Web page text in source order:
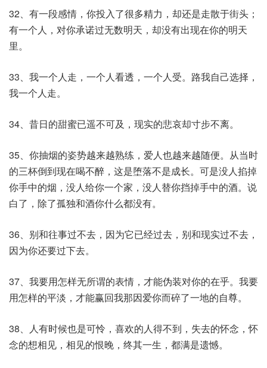
32、有一段感情，你投入了很多精力，却还是走散于街头；
有一个人，对你承诺过无数明天，却没有出现在你的明天
里。
33、我一个人走，一个人看透，一个人受。路我自己选择，
我一个人走。
34、昔日的甜蜜已遥不可及，现实的悲哀却寸步不离。
35、你抽烟的姿势越来越熟练，爱人也越来越随便。从当时
的三杯倒到现在喝不醉，这是堕落不是成长。可是没人掐掉
你手中的烟，没人给你一个家，没人替你挡掉手中的酒。说
白了，除了孤独和酒你什么都没有。
36、别和往事过不去，因为它已经过去，别和现实过不去，
因为你还要过下去。
37、我要用怎样无所谓的表情，才能伪装对你的在乎。我要
用怎样的平淡，才能赢回我那因爱你而碎了一地的自尊。
38、人有时候也是可怜，喜欢的人得不到，失去的怀念，怀
念的想相见，相见的恨晚，终其一生，都满是遗憾。